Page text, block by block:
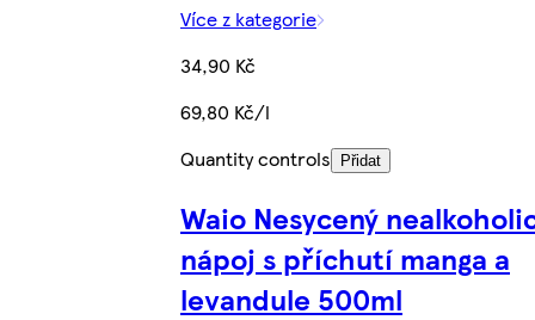
Více z kategorie
34,90 Kč
69,80 Kč/l
Quantity controls
Přidat
Waio Nesycený
nápoj s příchutí manga a
levandule 500ml